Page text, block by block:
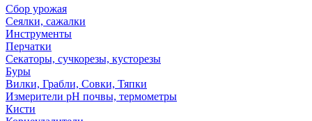
Сбор урожая
Сеялки, сажалки
Инструменты
Перчатки
Секаторы, сучкорезы, кусторезы
Буры
Вилки, Грабли, Совки, Тяпки
Измерители pH почвы, термометры
Кисти